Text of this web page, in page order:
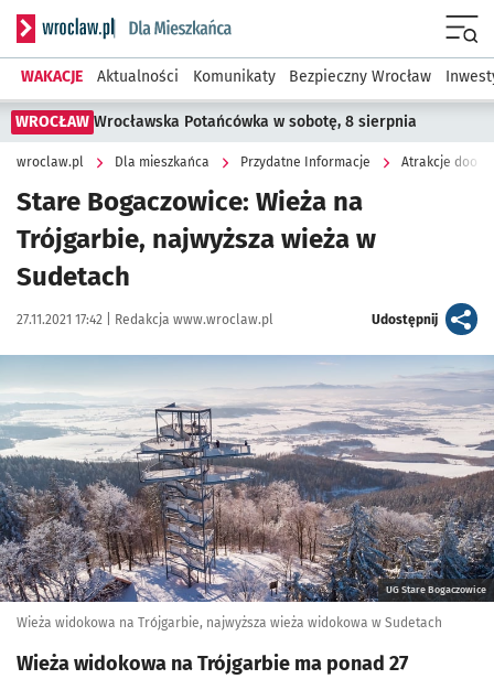
Serwis informacyjny wroclaw.pl podserwis: Dla mieszkańca
WAKACJE Aktualności Komunikaty Bezpieczny Wrocław
WROCŁAW Wrocławska Potańcówka w sobotę, 8 sierpnia
wroclaw.pl Dla mieszkańca Przydatne Informacje Atrakcje
Stare Bogaczowice: Wieża na
Trójgarbie, najwyższa wieża w
Sudetach
Data publikacji:
27.11.2021 17:42 | Autor:
Redakcja www.wroclaw.pl Udostępnijartykuł
Kliknij, aby powiększyć
UG Stare Bogaczowice
Wieża widokowa na Trójgarbie, najwyższa wieża widokowa w Sudetach
Wieża widokowa na Trójgarbie ma ponad 27